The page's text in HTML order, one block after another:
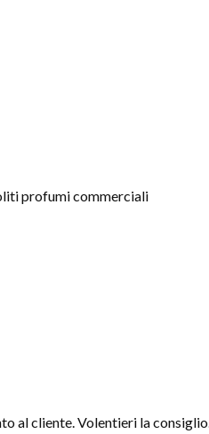
profumi commerciali
al cliente. Volentieri la consiglio.